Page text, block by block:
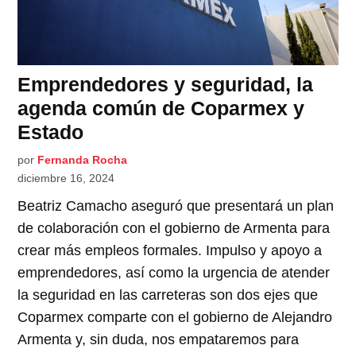
Emprendedores y seguridad, la
agenda común de Coparmex y
Estado
por Fernanda Rocha
diciembre 16, 2024
Beatriz Camacho aseguró que presentará un plan
de colaboración con el gobierno de Armenta para
crear más empleos formales. Impulso y apoyo a
emprendedores, así como la urgencia de atender
la seguridad en las carreteras son dos ejes que
Coparmex comparte con el gobierno de Alejandro
Armenta y, sin duda, nos empataremos para